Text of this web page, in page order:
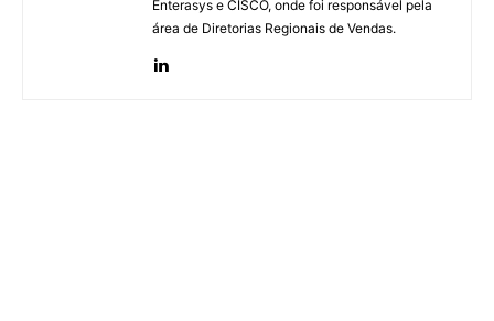
Enterasys e CISCO, onde foi responsável pela
área de Diretorias Regionais de Vendas.